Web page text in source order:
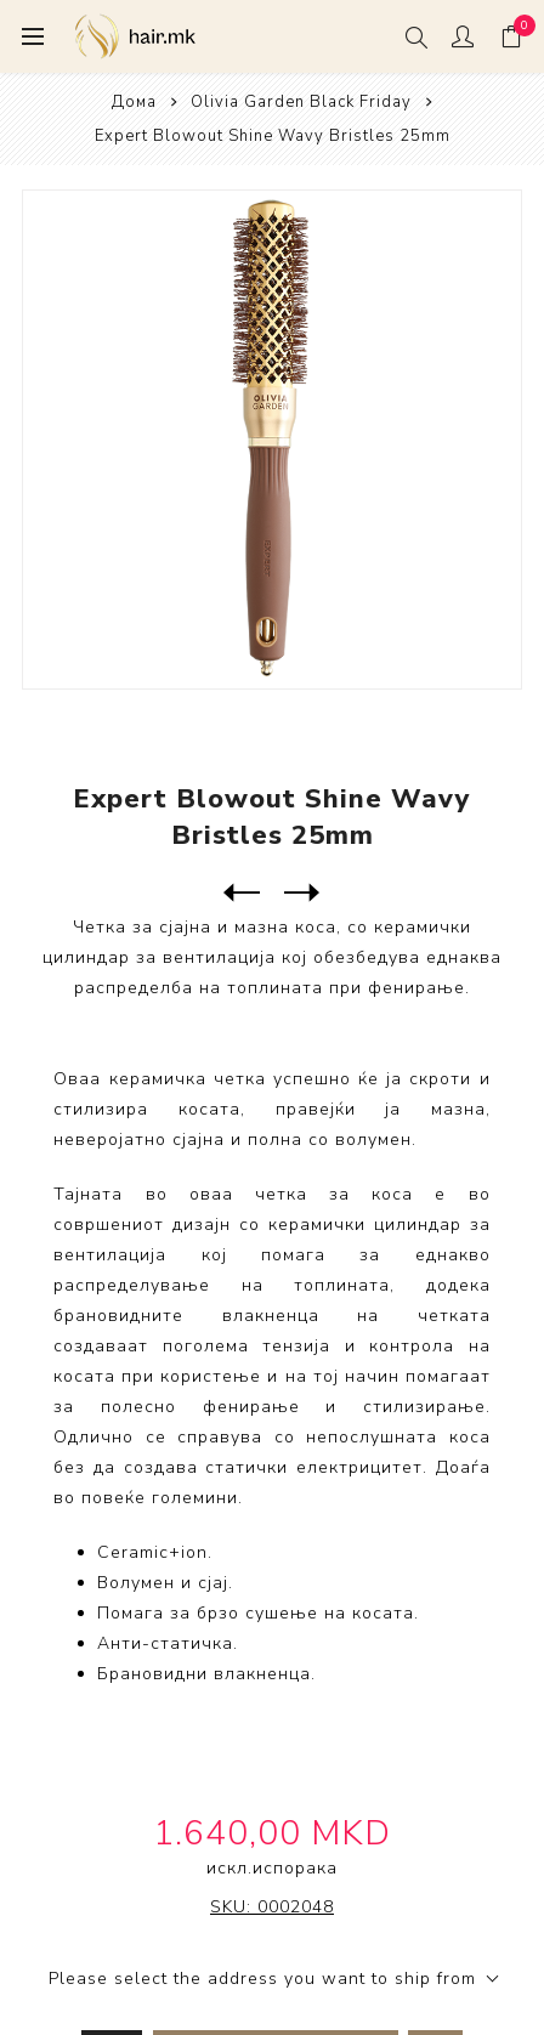
0
Дома
Olivia Garden Black Friday
Expert Blowout Shine Wavy Bristles 25mm
Expert Blowout Shine Wavy
Bristles 25mm
Четка за сјајна и мазна коса, со керамички
цилиндар за вентилација кој обезбедува еднаква
распределба на топлината при фенирање.
Оваа керамичка четка успешно ќе ја скроти и
стилизира косата, правејќи ја мазна,
неверојатно сјајна и полна со волумен.
Тајната во оваа четка за коса е во
совршениот дизајн со керамички цилиндар за
вентилација кој помага за еднакво
распределување на топлината, додека
брановидните влакненца на четката
создаваат поголема тензија и контрола на
косата при користење и на тој начин помагаат
за полесно фенирање и стилизирање.
Одлично се справува со непослушната коса
без да создава статички електрицитет. Доаѓа
во повеќе големини.
Ceramic+ion.
Волумен и сјај.
Помага за брзо сушење на косата.
Анти-статичка.
Брановидни влакненца.
1.640,00 MKD
искл.испорака
EXPERT BLOWOUT SHINE
SKU: 0002048
Please select the address you want to ship from